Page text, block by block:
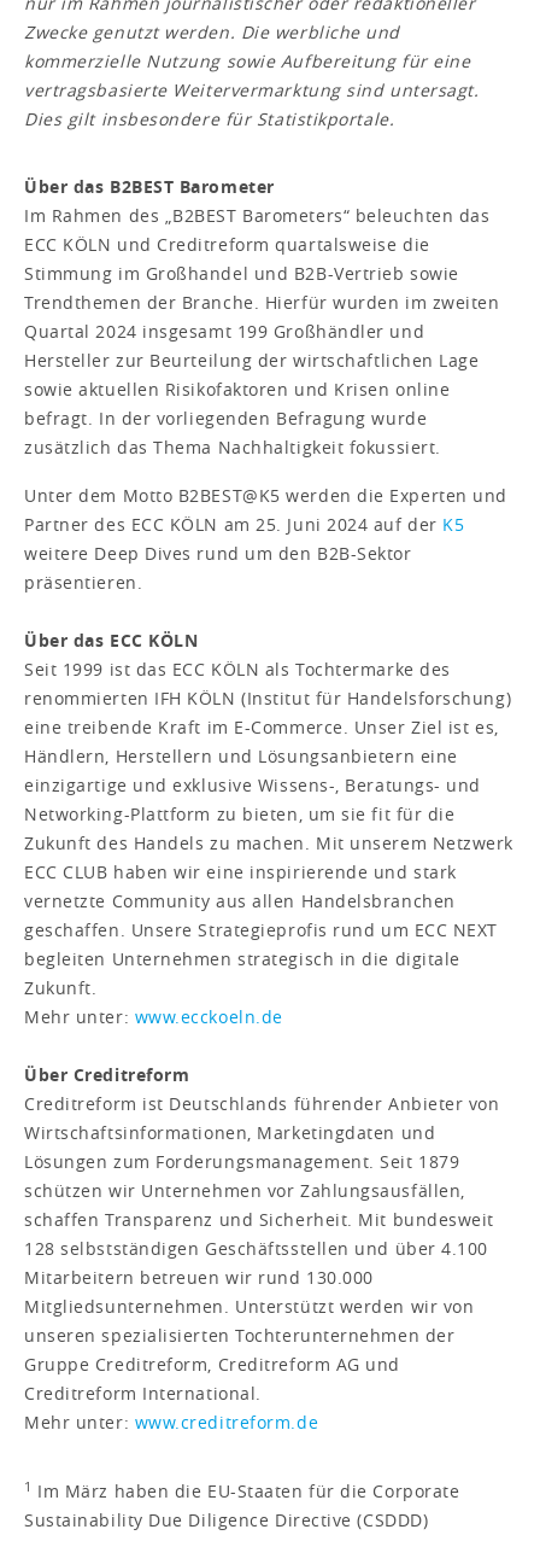
Zwecke genutzt werden. Die werbliche und
kommerzielle Nutzung sowie Aufbereitung für eine
vertragsbasierte Weitervermarktung sind untersagt.
Dies gilt insbesondere für Statistikportale.
Über das B2BEST Barometer
Im Rahmen des „B2BEST Barometers“ beleuchten das
ECC KÖLN und Creditreform quartalsweise die
Stimmung im Großhandel und B2B-Vertrieb sowie
Trendthemen der Branche. Hierfür wurden im zweiten
Quartal 2024 insgesamt 199 Großhändler und
Hersteller zur Beurteilung der wirtschaftlichen Lage
sowie aktuellen Risikofaktoren und Krisen online
befragt. In der vorliegenden Befragung wurde
zusätzlich das Thema Nachhaltigkeit fokussiert.
Unter dem Motto B2BEST@K5 werden die Experten und
Partner des ECC KÖLN am 25. Juni 2024 auf der K5
weitere Deep Dives rund um den B2B-Sektor
präsentieren.
Über das ECC KÖLN
Seit 1999 ist das ECC KÖLN als Tochtermarke des
renommierten IFH KÖLN (Institut für Handelsforschung)
eine treibende Kraft im E-Commerce. Unser Ziel ist es,
Händlern, Herstellern und Lösungsanbietern eine
einzigartige und exklusive Wissens-, Beratungs- und
Networking-Plattform zu bieten, um sie fit für die
Zukunft des Handels zu machen. Mit unserem Netzwerk
ECC CLUB haben wir eine inspirierende und stark
vernetzte Community aus allen Handelsbranchen
geschaffen. Unsere Strategieprofis rund um ECC NEXT
begleiten Unternehmen strategisch in die digitale
Zukunft.
Mehr unter: www.ecckoeln.de
Über Creditreform
Creditreform ist Deutschlands führender Anbieter von
Wirtschaftsinformationen, Marketingdaten und
Lösungen zum Forderungsmanagement. Seit 1879
schützen wir Unternehmen vor Zahlungsausfällen,
schaffen Transparenz und Sicherheit. Mit bundesweit
128 selbstständigen Geschäftsstellen und über 4.100
Mitarbeitern betreuen wir rund 130.000
Mitgliedsunternehmen. Unterstützt werden wir von
unseren spezialisierten Tochterunternehmen der
Gruppe Creditreform, Creditreform AG und
Creditreform International.
Mehr unter: www.creditreform.de
1 Im März haben die EU-Staaten für die Corporate
Sustainability Due Diligence Directive (CSDDD)